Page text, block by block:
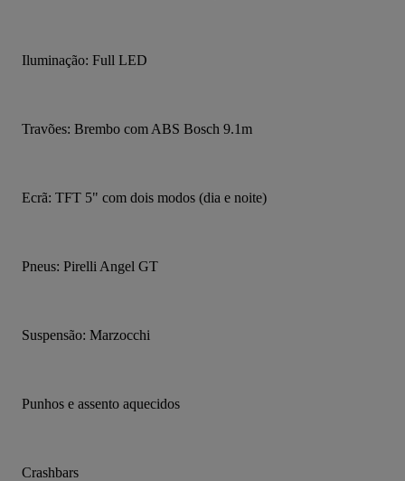
Iluminação: Full LED
Travões: Brembo com ABS Bosch 9.1m
Ecrã: TFT 5" com dois modos (dia e noite)
Pneus: Pirelli Angel GT
Suspensão: Marzocchi
Punhos e assento aquecidos
Crashbars